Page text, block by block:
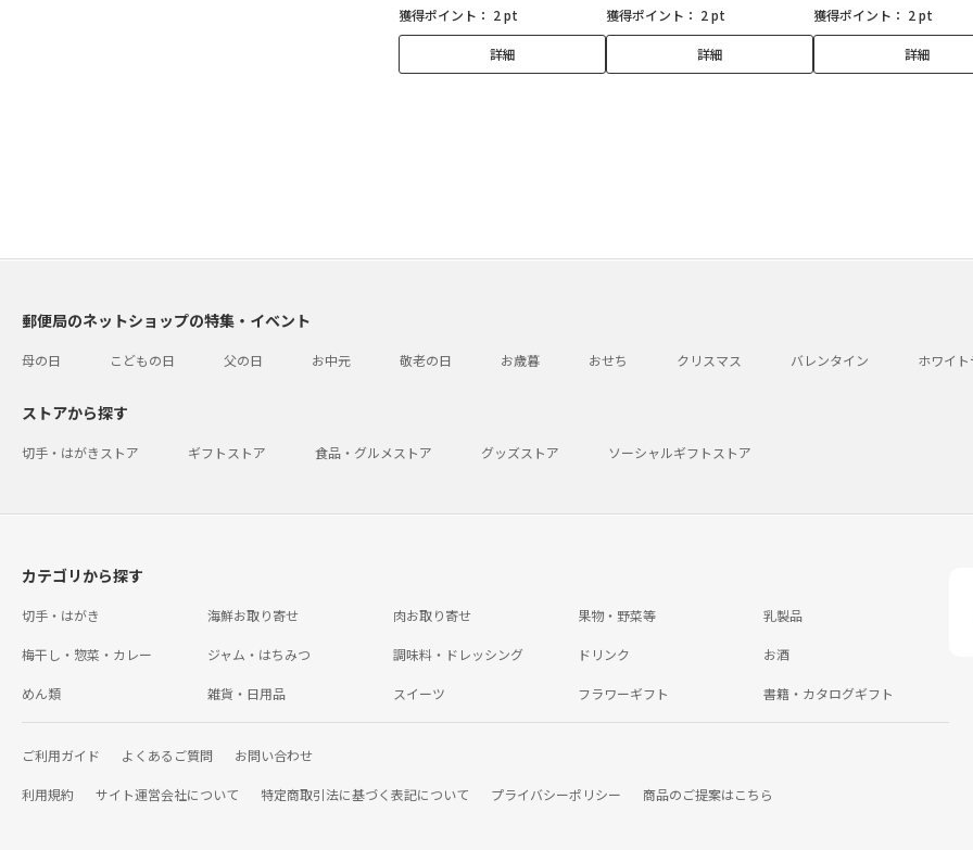
獲得ポイント： 2 pt
詳細
獲得ポイント： 2 pt
詳細
獲得ポイント： 2 pt
詳細
郵便局のネットショップの特集・イベント
母の日 こどもの日 父の日 お中元 敬老の日 お歳暮 おせち クリスマス バレンタイン ホワイト
ストアから探す
切手・はがきストア ギフトストア 食品・グルメストア グッズストア ソーシャルギフトストア
カテゴリから探す
切手・はがき 海鮮お取り寄せ 肉お取り寄せ 果物・野菜等 乳製品
梅干し・惣菜・カレー ジャム・はちみつ 調味料・ドレッシング ドリンク お酒
めん類 雑貨・日用品 スイーツ フラワーギフト 書籍・カタログギフト
ご利用ガイド よくあるご質問 お問い合わせ
利用規約 サイト運営会社について 特定商取引法に基づく表記について プライバシーポリシー 商品のご提案はこちら